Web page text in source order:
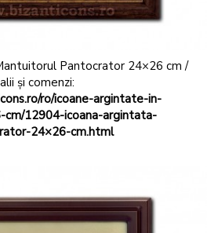
Pantocrator 24×26 cm /
și comenzi:
ro/icoane-argintate-in-
12904-icoana-argintata-
24×26-cm.html